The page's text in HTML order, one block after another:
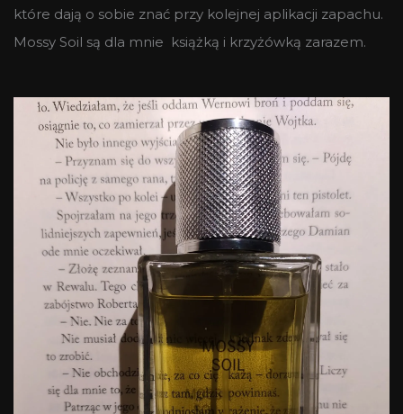
które dają o sobie znać przy kolejnej aplikacji zapachu.
Mossy Soil są dla mnie książką i krzyżówką zarazem.